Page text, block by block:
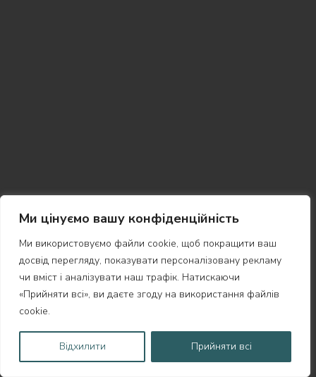
Ми цінуємо вашу конфіденційність
Ми використовуємо файли cookie, щоб покращити ваш
досвід перегляду, показувати персоналізовану рекламу
чи вміст і аналізувати наш трафік. Натискаючи
«Прийняти всі», ви даєте згоду на використання файлів
cookie.
Відхилити Прийняти всі